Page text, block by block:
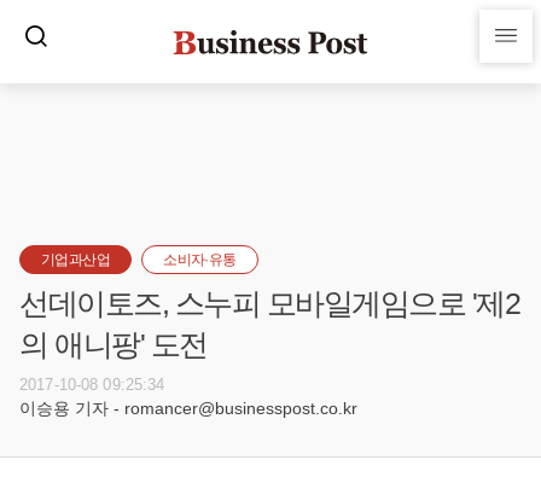
기업과산업 소비자·유통
선데이토즈, 스누피 모바일게임으로 '제2
의 애니팡' 도전
2017-10-08 09:25:34
이승용 기자 - romancer@businesspost.co.kr